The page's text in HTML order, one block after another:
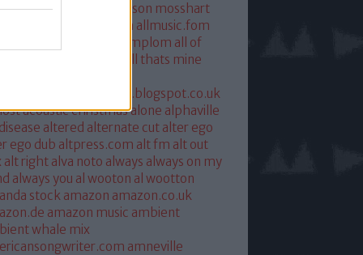
alkohol
allison mosshart
allmusic.com allmusic.fom
all hallows templom all of
all thats mine
acoustic christmasalone alphaville
altered alternate cut alter ego
ego dub altpress.com alt fm alt out
alt right alva noto always always on my
always you al wooton al wootton
stock amazon amazon.co.uk
amazon music ambient
whale mix
amneville